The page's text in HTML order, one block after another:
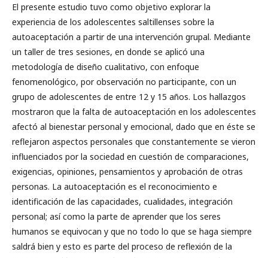
El presente estudio tuvo como objetivo explorar la
experiencia de los adolescentes saltillenses sobre la
autoaceptación a partir de una intervención grupal. Mediante
un taller de tres sesiones, en donde se aplicó una
metodología de diseño cualitativo, con enfoque
fenomenológico, por observación no participante, con un
grupo de adolescentes de entre 12 y 15 años. Los hallazgos
mostraron que la falta de autoaceptación en los adolescentes
afectó al bienestar personal y emocional, dado que en éste se
reflejaron aspectos personales que constantemente se vieron
influenciados por la sociedad en cuestión de comparaciones,
exigencias, opiniones, pensamientos y aprobación de otras
personas. La autoaceptación es el reconocimiento e
identificación de las capacidades, cualidades, integración
personal; así como la parte de aprender que los seres
humanos se equivocan y que no todo lo que se haga siempre
saldrá bien y esto es parte del proceso de reflexión de la